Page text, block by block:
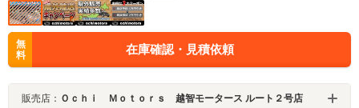
無
料
在庫確認・見積依頼
販売店： Ｏｃｈｉ Ｍｏｔｏｒｓ 越智モータース ルート２号店